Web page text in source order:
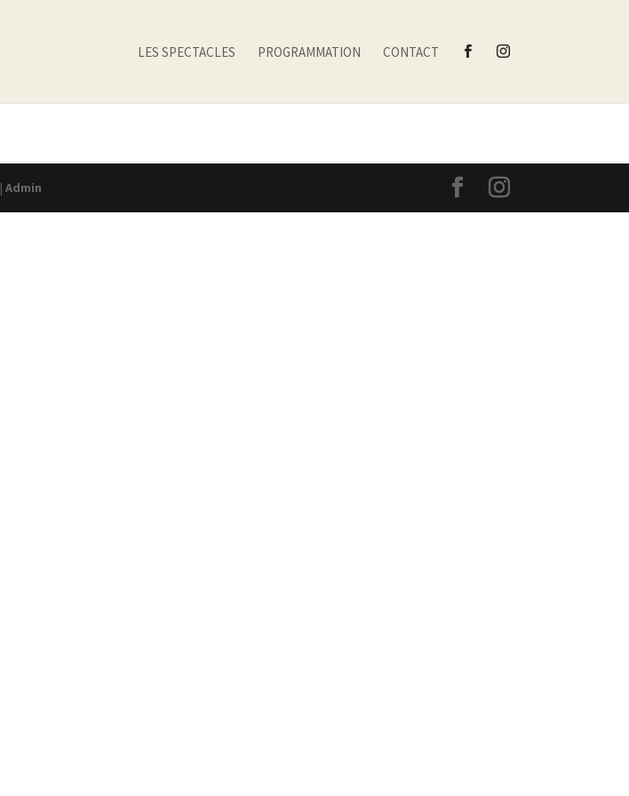
LES SPECTACLES PROGRAMMATION CONTACT
|Admin